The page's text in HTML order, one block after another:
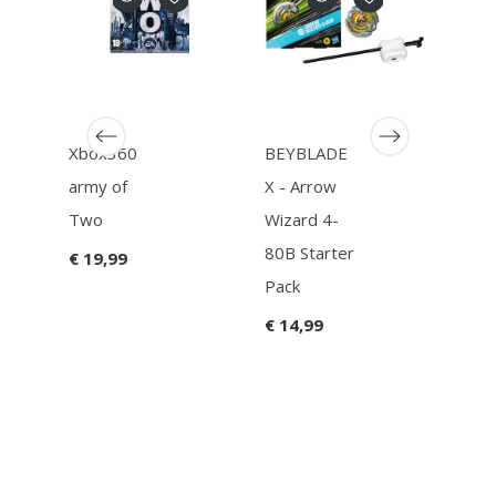
Xbox360
army of
Two
€ 19,99
BEYBLADE
X - Arrow
Wizard 4-
80B Starter
Pack
€ 14,99